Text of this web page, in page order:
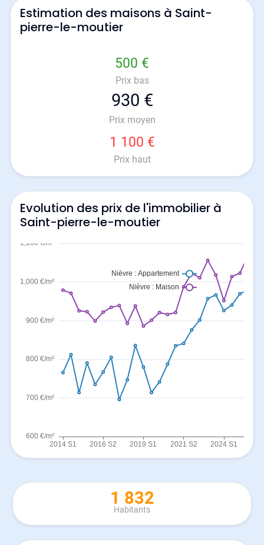
Estimation des maisons à Saint-
pierre-le-moutier
500 €
Prix bas
930 €
Prix moyen
1 100 €
Prix haut
Evolution des prix de l'immobilier à
Saint-pierre-le-moutier
1 832
Habitants